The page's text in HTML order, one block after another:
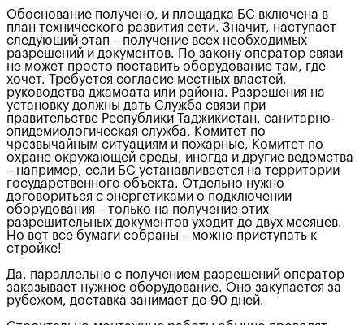
Обоснование получено, и площадка БС включена в
план технического развития сети. Значит, наступает
следующий этап – получение всех необходимых
разрешений и документов. По закону оператор связи
не может просто поставить оборудование там, где
хочет. Требуется согласие местных властей,
руководства джамоата или района. Разрешения на
установку должны дать Служба связи при
правительстве Республики Таджикистан, санитарно-
эпидемиологическая служба, Комитет по
чрезвычайным ситуациям и пожарные, Комитет по
охране окружающей среды, иногда и другие ведомства
– например, если БС устанавливается на территории
государственного объекта. Отдельно нужно
договориться с энергетиками о подключении
оборудования – только на получение этих
разрешительных документов уходит до двух месяцев.
Но вот все бумаги собраны – можно приступать к
стройке!
Да, параллельно с получением разрешений оператор
заказывает нужное оборудование. Оно закупается за
рубежом, доставка занимает до 90 дней.